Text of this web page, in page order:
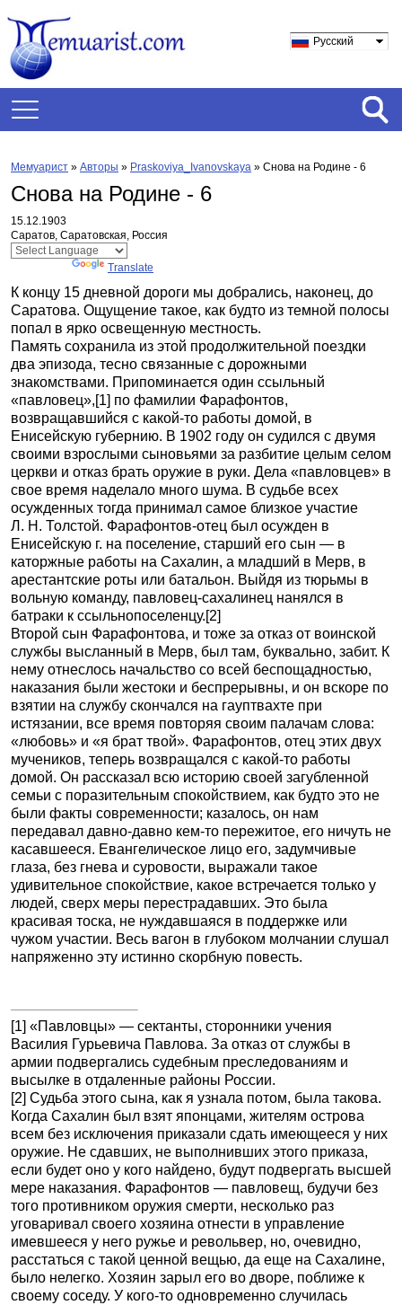
Русский
Мемуарист » Авторы » Praskoviya_Ivanovskaya » Снова на Родине - 6
Снова на Родине - 6
15.12.1903
Саратов, Саратовская, Россия
Translate
К концу 15 дневной дороги мы добрались, наконец, до
Саратова. Ощущение такое, как будто из темной полосы
попал в ярко освещенную местность.
Память сохранила из этой продолжительной поездки
два эпизода, тесно связанные с дорожными
знакомствами. Припоминается один ссыльный
«павловец»,[1] по фамилии Фарафонтов,
возвращавшийся с какой-то работы домой, в
Енисейскую губернию. В 1902 году он судился с двумя
своими взрослыми сыновьями за разбитие целым селом
церкви и отказ брать оружие в руки. Дела «павловцев» в
свое время наделало много шума. В судьбе всех
осужденных тогда принимал самое близкое участие
Л. Н. Толстой. Фарафонтов-отец был осужден в
Енисейскую г. на поселение, старший его сын — в
каторжные работы на Сахалин, а младший в Мерв, в
арестантские роты или батальон. Выйдя из тюрьмы в
вольную команду, павловец-сахалинец нанялся в
батраки к ссыльнопоселенцу.[2]
Второй сын Фарафонтова, и тоже за отказ от воинской
службы высланный в Мерв, был там, буквально, забит. К
нему отнеслось начальство со всей беспощадностью,
наказания были жестоки и беспрерывны, и он вскоре по
взятии на службу скончался на гауптвахте при
истязании, все время повторяя своим палачам слова:
«любовь» и «я брат твой». Фарафонтов, отец этих двух
мучеников, теперь возвращался с какой-то работы
домой. Он рассказал всю историю своей загубленной
семьи с поразительным спокойствием, как будто это не
были факты современности; казалось, он нам
передавал давно-давно кем-то пережитое, его ничуть не
касавшееся. Евангелическое лицо его, задумчивые
глаза, без гнева и суровости, выражали такое
удивительное спокойствие, какое встречается только у
людей, сверх меры перестрадавших. Это была
красивая тоска, не нуждавшаяся в поддержке или
чужом участии. Весь вагон в глубоком молчании слушал
напряженно эту истинно скорбную повесть.
[1] «Павловцы» — сектанты, сторонники учения
Василия Гурьевича Павлова. За отказ от службы в
армии подвергались судебным преследованиям и
высылке в отдаленные районы России.
[2] Судьба этого сына, как я узнала потом, была такова.
Когда Сахалин был взят японцами, жителям острова
всем без исключения приказали сдать имеющееся у них
оружие. Не сдавших, не выполнивших этого приказа,
если будет оно у кого найдено, будут подвергать высшей
мере наказания. Фарафонтов — павловещ, будучи без
того противником оружия смерти, несколько раз
уговаривал своего хозяина отнести в управление
имевшееся у него ружье и револьвер, но, очевидно,
расстаться с такой ценной вещью, да еще на Сахалине,
было нелегко. Хозяин зарыл его во дворе, поближе к
своему соседу. У кого-то одновременно случилась